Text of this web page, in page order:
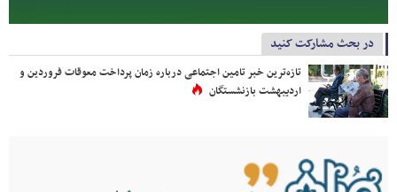
در بحث مشارکت کنید
تازه‌ترین خبر تامین اجتماعی درباره زمان پرداخت معوقات فروردین و
اردیبهشت بازنشستگان